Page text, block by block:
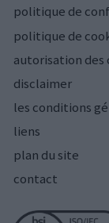
politique de
politique de
autorisation des
disclaimer
les conditions
liens
plan du site
contact